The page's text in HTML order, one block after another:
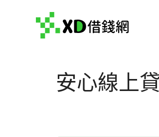
安心線上